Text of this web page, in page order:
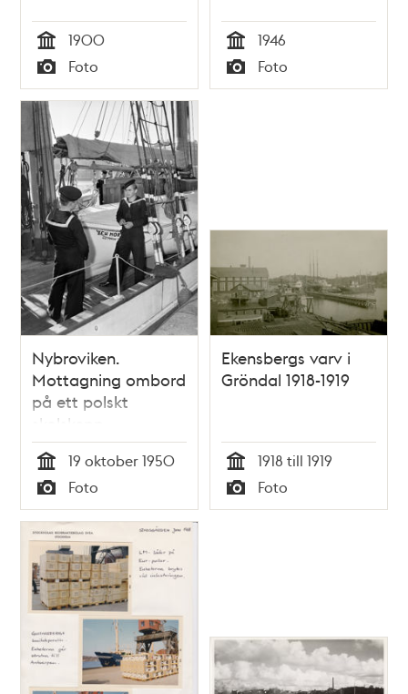
Tid
1900
Typ
Foto Tid
1946
Typ
Foto
Nybroviken.
Mottagning ombord
på ett polskt
skolskepp
Tid
19 oktober 1950
Typ
Foto
Ekensbergs varv i
Gröndal 1918-1919
Tid
1918 till 1919
Typ
Foto